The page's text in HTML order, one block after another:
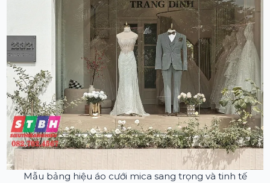
Mẫu bảng hiệu áo cưới mica sang trọng và tinh tế